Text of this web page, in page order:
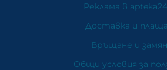
Реклама в
Доставка и
Връщане и
Общи условия за